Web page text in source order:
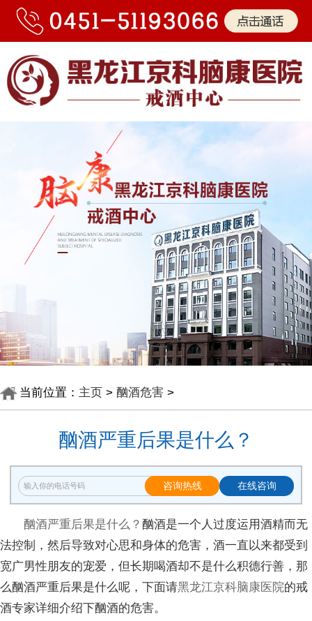
当前位置： 主页> 酗酒危害 >
酗酒严重后果是什么？
咨询热线 在线咨询
酗酒严重后果是什么？ 酗酒是一个人过度运用酒精而无
法控制，然后导致对心思和身体的危害，酒一直以来都受到
宽广男性朋友的宠爱，但长期喝酒却不是什么积德行善，那
么酗酒严重后果是什么呢，下面请黑龙江京科脑康医院的戒
酒专家详细介绍下酗酒的危害。